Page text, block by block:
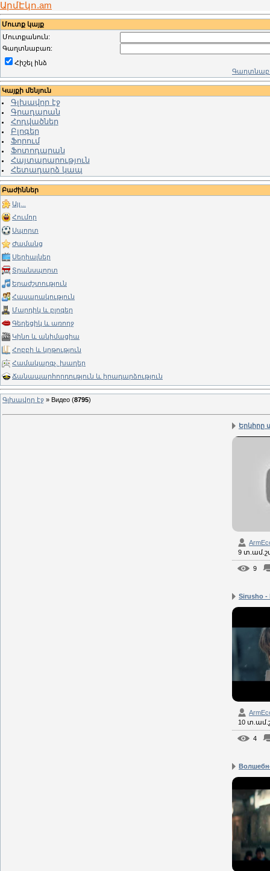
ԱրմԷկո.am
Մուտք կայք
Մուտքանուն:
Գաղտնաբառ:
Հիշել ինձ
Կայքի մենյուն
Գլխավոր էջ
Գրադարան
Հոդվածներ
Բլոգեր
Ֆորում
Ֆոտոդարան
Հայտարարություն
Հետադարձ կապ
Բաժիններ
Այլ...
Հումոր
Սպորտ
Ժամանց
Սերիալներ
Տրանսպորտ
Երաժշտություն
Հասարակություն
Մարդիկ և բլոգեր
Գեղեցիկ և առողջ
Կինո և անիմացիա
Հոբբի և կրթություն
Համակարգչ. խաղեր
Ճանապարհորդություն և իրադարձություն
Գլխավոր էջ » Видео (8795)
Երկիրը
9
9
Sirusho -
10
4